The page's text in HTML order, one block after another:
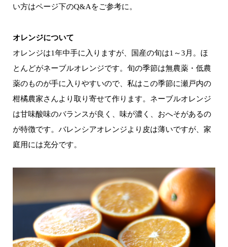
い方はページ下のQ&Aをご参考に。
オレンジについて
オレンジは1年中手に入りますが、国産の旬は1～3月。ほ
とんどがネーブルオレンジです。旬の季節は無農薬・低農
薬のものが手に入りやすいので、私はこの季節に瀬戸内の
柑橘農家さんより取り寄せて作ります。ネーブルオレンジ
は甘味酸味のバランスが良く、味が濃く、おへそがあるの
が特徴です。バレンシアオレンジより皮は薄いですが、家
庭用には充分です。